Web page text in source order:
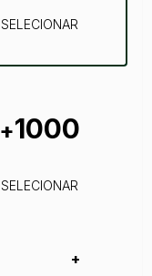
SELECIONAR
+1000
SELECIONAR
+